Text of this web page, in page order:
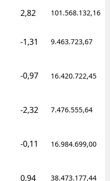
2,82 101.568.132,16
-1,31 9.463.723,67
-0,97 16.420.722,45
-2,32 7.476.555,64
-0,11 16.984.699,00
0,94 38.473.177,44